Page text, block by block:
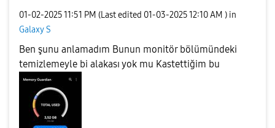
‎01-02-202511:51 PM (Last edited ‎01-03-202512:10 AM ) in
Galaxy S
Ben şunu anlamadım Bunun monitör bölümündeki
temizlemeyle bi alakası yok mu Kastettiğim bu